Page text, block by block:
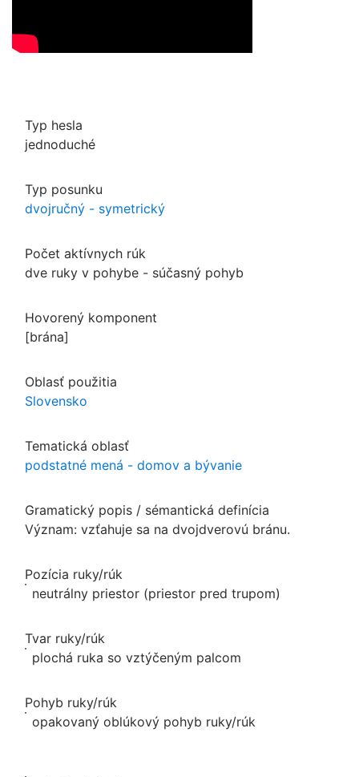
Typ hesla
jednoduché
Typ posunku
dvojručný - symetrický
Počet aktívnych rúk
dve ruky v pohybe - súčasný pohyb
Hovorený komponent
[brána]
Oblasť použitia
Slovensko
Tematická oblasť
podstatné mená - domov a bývanie
Gramatický popis / sémantická definícia
Význam: vzťahuje sa na dvojdverovú bránu.
Pozícia ruky/rúk
neutrálny priestor (priestor pred trupom)
Tvar ruky/rúk
plochá ruka so vztýčeným palcom
Pohyb ruky/rúk
opakovaný oblúkový pohyb ruky/rúk